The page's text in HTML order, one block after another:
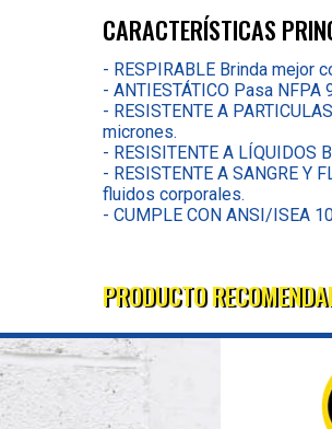
CARACTERÍSTICAS
- RESPIRABLE Brinda mejor
- ANTIESTÁTICO Pasa
- RESISTENTE A
micrones.
- RESISITENTE A
- RESISTENTE A SANGRE Y
fluidos corporales.
- CUMPLE CON ANSI/ISEA
PRODUCTO